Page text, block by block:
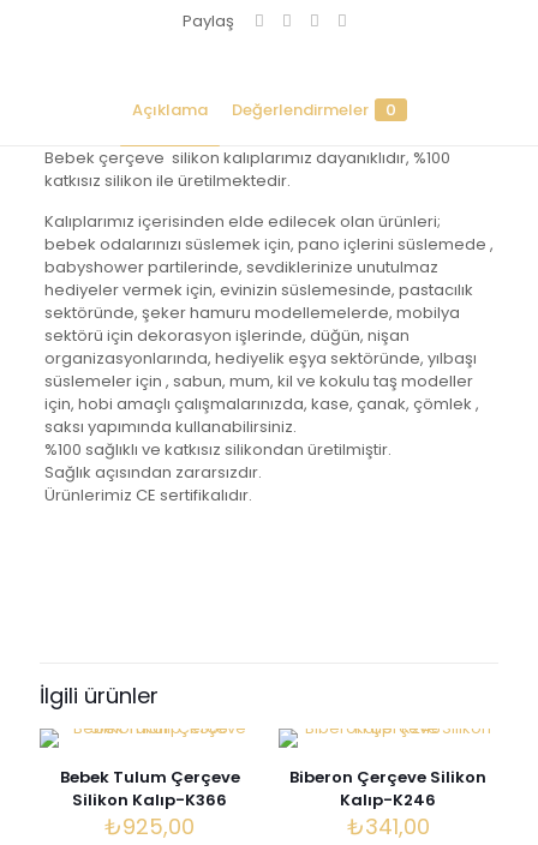
Paylaş
Açıklama Değerlendirmeler 0
Bebek çerçeve silikon kalıplarımız dayanıklıdır, %100
katkısız silikon ile üretilmektedir.
Kalıplarımız içerisinden elde edilecek olan ürünleri;
bebek odalarınızı süslemek için, pano içlerini süslemede ,
babyshower partilerinde, sevdiklerinize unutulmaz
hediyeler vermek için, evinizin süslemesinde, pastacılık
sektöründe, şeker hamuru modellemelerde, mobilya
sektörü için dekorasyon işlerinde, düğün, nişan
organizasyonlarında, hediyelik eşya sektöründe, yılbaşı
süslemeler için , sabun, mum, kil ve kokulu taş modeller
için, hobi amaçlı çalışmalarınızda, kase, çanak, çömlek ,
saksı yapımında kullanabilirsiniz.
%100 sağlıklı ve katkısız silikondan üretilmiştir.
Sağlık açısından zararsızdır.
Ürünlerimiz CE sertifikalıdır.
için yorum yapan ilk kişi siz olun
E-posta adresiniz yayınlanmayacak. Gerekli alanlar*ile
Derecelendirmeniz*
İlgili ürünler
Bebek Tulum Çerçeve
Silikon Kalıp-K366
₺925,00
Biberon Çerçeve Silikon
Kalıp-K246
₺341,00